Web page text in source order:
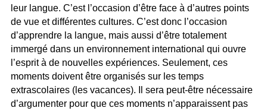
leur langue. C’est l’occasion d’être face à d’autres points
de vue et différentes cultures. C’est donc l’occasion
d’apprendre la langue, mais aussi d’être totalement
immergé dans un environnement international qui ouvre
l’esprit à de nouvelles expériences. Seulement, ces
moments doivent être organisés sur les temps
extrascolaires (les vacances). Il sera peut-être nécessaire
d’argumenter pour que ces moments n’apparaissent pas